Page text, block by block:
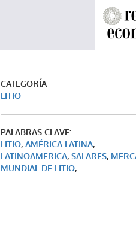
CATEGORÍA
LITIO
PALABRAS CLAVE:
LITIO, AMÉRICA LATINA,
LATINOAMERICA, SALARES,
MUNDIAL DE LITIO,